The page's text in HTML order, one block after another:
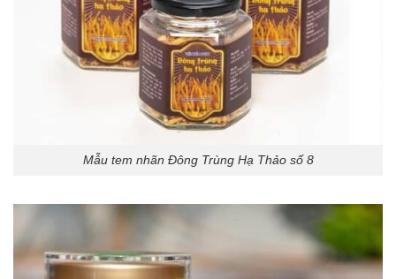
Mẫu tem nhãn Đông Trùng Hạ Thảo số 8